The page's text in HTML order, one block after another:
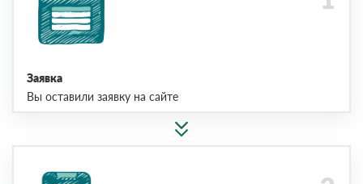
Заявка
Вы оставили заявку на сайте